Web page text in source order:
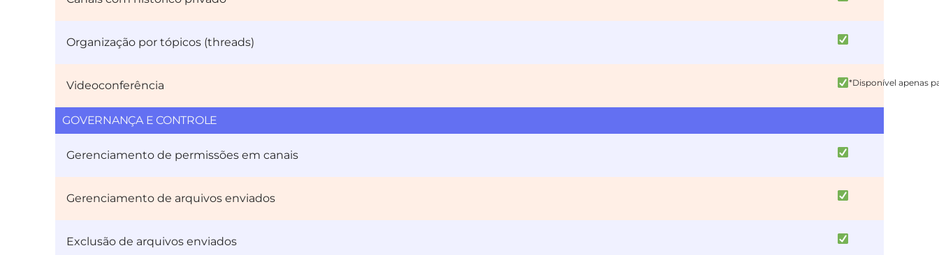
Organização por tópicos (threads)
Videoconferência *Disponível apenas
GOVERNANÇA E CONTROLE
Gerenciamento de permissões em canais
Gerenciamento de arquivos enviados
Exclusão de arquivos enviados